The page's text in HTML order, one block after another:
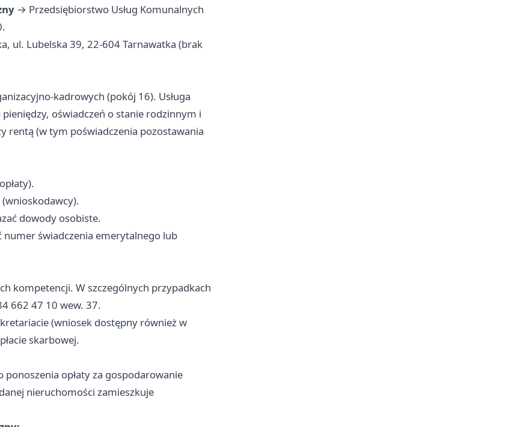
→ Przedsiębiorstwo Usług Komunalnych
ul. Lubelska 39, 22-604 Tarnawatka (brak
kadrowych (pokój 16). Usługa
oświadczeń o stanie rodzinnym i
rentą (w tym poświadczenia pozostawania
dowody osobiste.
świadczenia emerytalnego lub
kompetencji. W szczególnych przypadkach
662 47 10 wew. 37.
(wniosek dostępny również w
skarbowej.
ponoszenia opłaty za gospodarowanie
nieruchomości zamieszkuje